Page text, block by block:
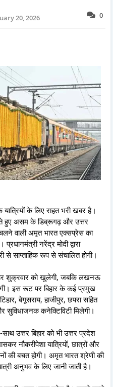
0
20, 2026
यात्रियों के लिए राहत भरी खबर है।
हुए असम के डिब्रूगढ़ और उत्तर
वाली अमृत भारत एक्सप्रेस का
नरेंद्र मोदी द्वारा
साप्ताहिक रूप से संचालित होगी।
शुक्रवार को खुलेगी, जबकि लखनऊ
इस रूट पर बिहार के कई प्रमुख
बेगूसराय, हाजीपुर, छपरा सहित
सुविधाजनक कनेक्टिविटी मिलेगी।
उत्तर बिहार को भी उत्तर प्रदेश
नौकरीपेशा यात्रियों, छात्रों और
की बचत होगी। अमृत भारत श्रेणी की
अनुभव के लिए जानी जाती है।